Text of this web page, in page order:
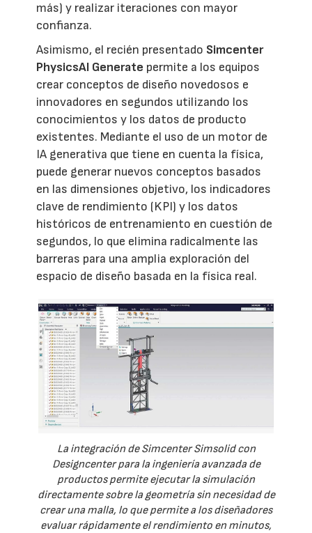
más) y realizar iteraciones con mayor
confianza.
Asimismo, el recién presentado Simcenter
PhysicsAI Generate permite a los equipos
crear conceptos de diseño novedosos e
innovadores en segundos utilizando los
conocimientos y los datos de producto
existentes. Mediante el uso de un motor de
IA generativa que tiene en cuenta la física,
puede generar nuevos conceptos basados
en las dimensiones objetivo, los indicadores
clave de rendimiento (KPI) y los datos
históricos de entrenamiento en cuestión de
segundos, lo que elimina radicalmente las
barreras para una amplia exploración del
espacio de diseño basada en la física real.
La integración de Simcenter Simsolid con
Designcenter para la ingeniería avanzada de
productos permite ejecutar la simulación
directamente sobre la geometría sin necesidad de
crear una malla, lo que permite a los diseñadores
evaluar rápidamente el rendimiento en minutos,